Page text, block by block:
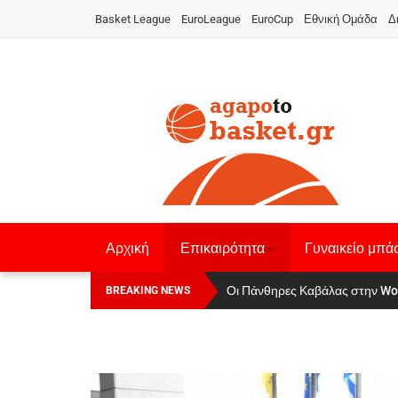
Basket League EuroLeague EuroCup Εθνική Ομάδα
Αρχική Επικαιρότητα Γυναικείο
BREAKING NEWS Οι Πάνθηρες Καβάλας στην
Αναχώρησε για τα Γιάννενα η